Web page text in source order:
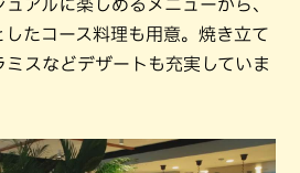
アルに楽しめるメニューから、
たコース料理も用意。焼き立て
スなどデザートも充実していま